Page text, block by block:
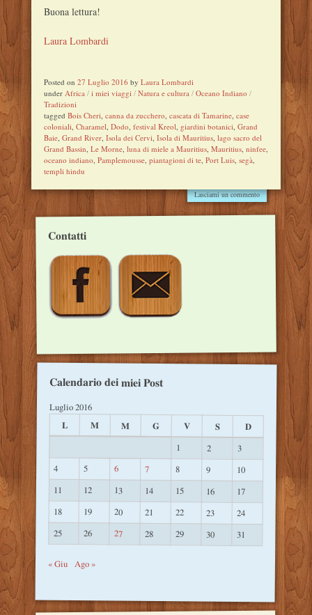
Buona lettura!
Laura Lombardi
Posted on 27 Luglio 2016 by Laura Lombardi
under Africa / i miei viaggi / Natura e cultura / Oceano Indiano /
Tradizioni
tagged Bois Cheri canna da zucchero cascata di Tamarine, case
coloniali Charamel Dodo festival Kreol giardini botanici Grand
Baie, Grand River, Isola dei Cervi Isola di Mauritius, lago sacro del
Grand Bassin Le Morne, luna di miele a Mauritius, Mauritius, ninfee,
oceano indiano Pamplemousse, piantagioni di te, Port Luis, segà
templi hindu
Lasciami un commento
Contatti
Calendario dei miei Post
Luglio 2016
L M M G V S D
1 2
3
4
5 6 7 8 9
10
11
12 13 14 15 16 17
18 19 20 21 22 23
24
25
26 27 28 29 30 31
« Giu Ago »